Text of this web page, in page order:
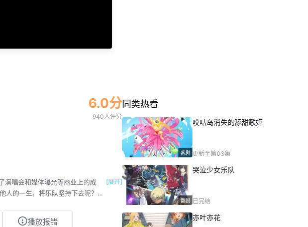
6.0分
940人评分
演唱会和媒体曝光等商业上的成
的一生，将乐队坚持下去呢？
[展开]
播放报错
同类热看
番剧
哎咕岛消失的舔甜歌姬
更新至第03集
番剧
哭泣少女乐队
已完结
亦叶亦花